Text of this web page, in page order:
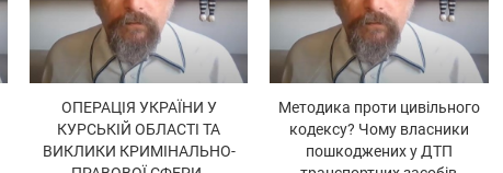
ОПЕРАЦІЯ УКРАЇНИ У
КУРСЬКІЙ ОБЛАСТІ ТА
ВИКЛИКИ КРИМІНАЛЬНО-
Методика проти цивільного
кодексу? Чому власники
пошкоджених у ДТП